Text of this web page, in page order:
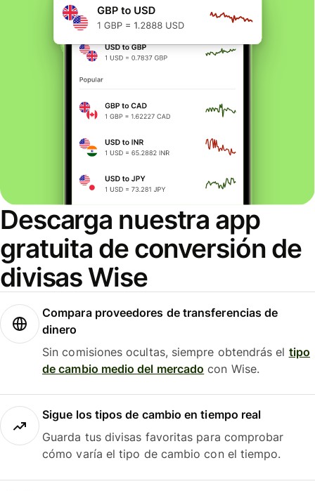
Descarga nuestra app
gratuita de conversión de
divisas Wise
Compara proveedores de transferencias de
dinero
Sin comisiones ocultas, siempre obtendrás el tipo
de cambio medio del mercado con Wise.
Sigue los tipos de cambio en tiempo real
Guarda tus divisas favoritas para comprobar
cómo varía el tipo de cambio con el tiempo.